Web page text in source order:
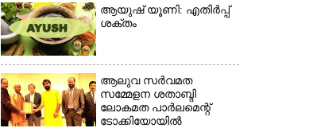
പിടിയിലായത്
കൊച്ചിയിലെ
ആയുഷ് യൂണി: എതിർപ്പ്
ശക്തം
ആലുവ സർവമത
സമ്മേളന ശതാബ്ദി
ലോകമത പാർലമെന്റ്
ടോക്കിയോയിൽ